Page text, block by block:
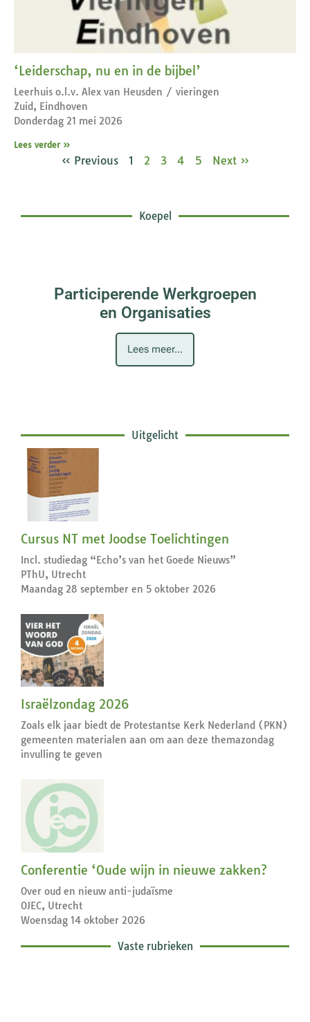
‘Leiderschap, nu en in de bijbel’
Leerhuis o.l.v. Alex van Heusden / vieringen
Zuid, Eindhoven
Donderdag 21 mei 2026
Lees verder »
« Previous 1 2 3 4 5 Next »
Koepel
Participerende Werkgroepen
en Organisaties
Lees meer...
Uitgelicht
Cursus NT met Joodse Toelichtingen
Incl. studiedag “Echo’s van het Goede Nieuws”
PThU, Utrecht
Maandag 28 september en 5 oktober 2026
Israëlzondag 2026
Zoals elk jaar biedt de Protestantse Kerk Nederland (PKN)
gemeenten materialen aan om aan deze themazondag
invulling te geven
Conferentie ‘Oude wijn in nieuwe zakken?
Over oud en nieuw anti-judaïsme
OJEC, Utrecht
Woensdag 14 oktober 2026
Vaste rubrieken